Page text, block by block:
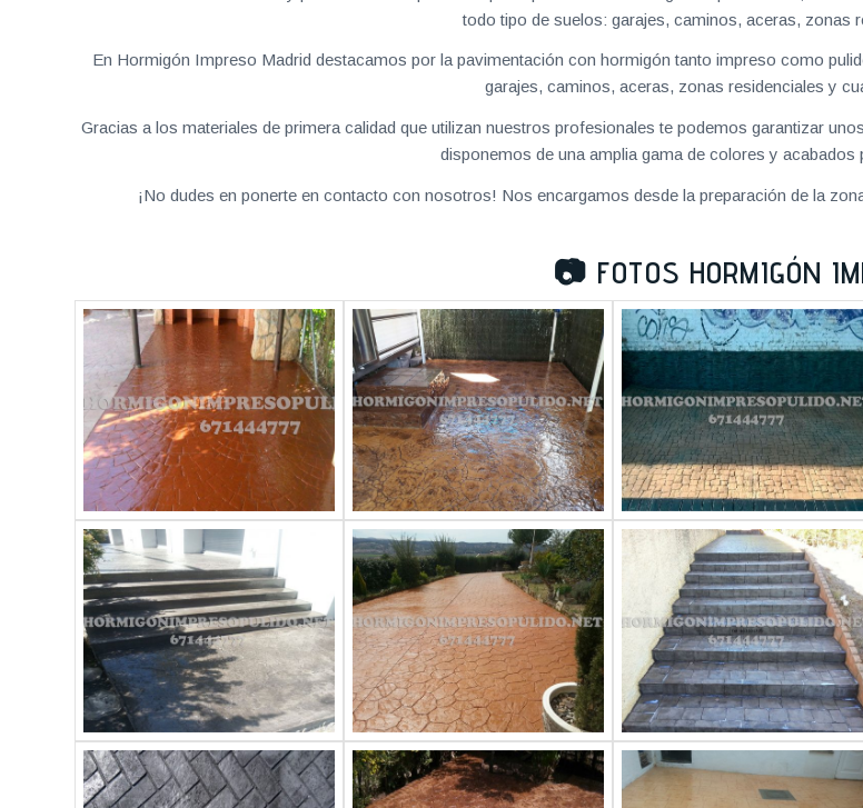
todo tipo de suelos: garajes, caminos, aceras, zonas
En Hormigón Impreso Madrid destacamos por la pavimentación con hormigón tanto impreso como
garajes, caminos, aceras, zonas residenciales y
Gracias a los materiales de primera calidad que utilizan nuestros profesionales te podemos garantizar
disponemos de una amplia gama de colores y acabados
¡No dudes en ponerte en contacto con nosotros! Nos encargamos desde la preparación de la
📷 FOTOS HORMIGÓN